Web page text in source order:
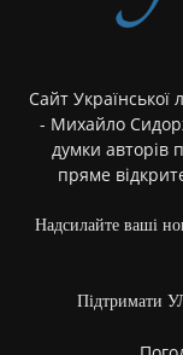
Сайт Української
- Михайло
думки авторів
пряме
Надсилайте ваші
Підтримати